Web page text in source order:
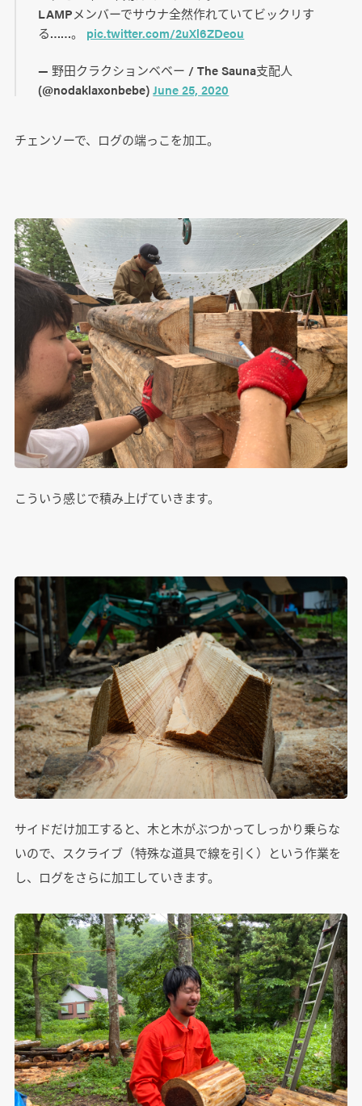
LAMPメンバーでサウナ全然作れていてビックリす
る……。 pic.twitter.com/2uXl6ZDeou
— 野田クラクションベベー / The Sauna支配人
(@nodaklaxonbebe)June 25, 2020
チェンソーで、ログの端っこを加工。
こういう感じで積み上げていきます。
サイドだけ加工すると、木と木がぶつかってしっかり乗らな
いので、スクライブ（特殊な道具で線を引く）という作業を
し、ログをさらに加工していきます。